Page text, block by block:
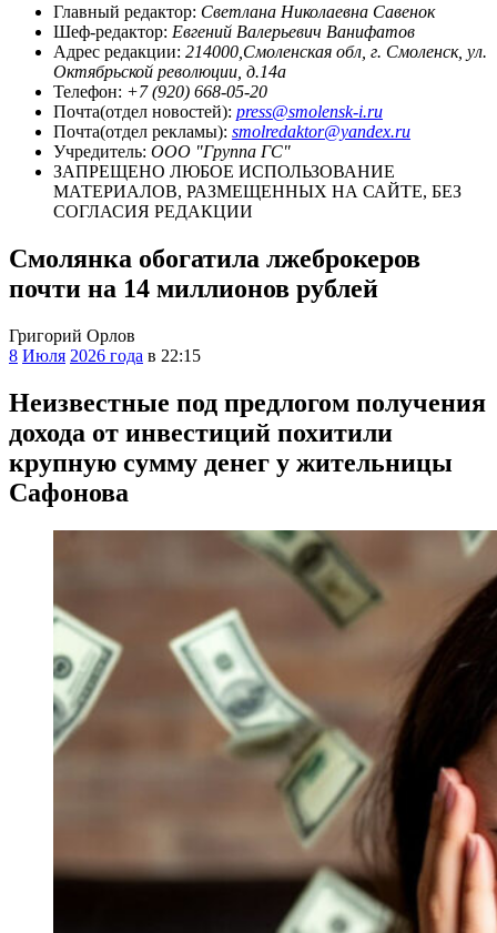
Главный редактор: Светлана Николаевна Савенок
Шеф-редактор: Евгений Валерьевич Ванифатов
Адрес редакции: 214000,Смоленская обл, г. Смоленск, ул.
Октябрьской революции, д.14а
Телефон: +7 (920) 668-05-20
Почта(отдел новостей): press@smolensk-i.ru
Почта(отдел рекламы): smolredaktor@yandex.ru
Учредитель: ООО "Группа ГС"
ЗАПРЕЩЕНО ЛЮБОЕ ИСПОЛЬЗОВАНИЕ
МАТЕРИАЛОВ, РАЗМЕЩЕННЫХ НА САЙТЕ, БЕЗ
СОГЛАСИЯ РЕДАКЦИИ
Смолянка обогатила лжеброкеров
почти на 14 миллионов рублей
Григорий Орлов
8 Июля 2026 года в 22:15
Неизвестные под предлогом получения
дохода от инвестиций похитили
крупную сумму денег у жительницы
Сафонова